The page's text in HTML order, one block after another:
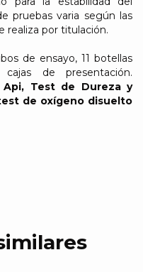
pruebas varia según las
realiza por titulación.
de ensayo, 11 botellas
de presentación.
Test de Dureza y
de oxígeno disuelto